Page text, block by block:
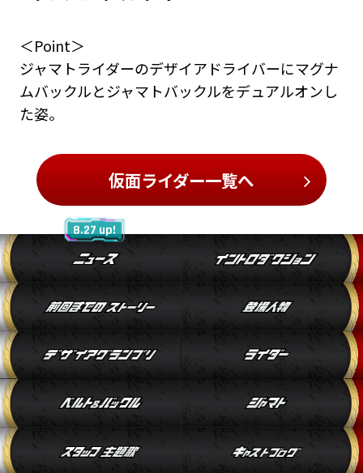
＜Point＞
ジャマトライダーのデザイアドライバーにマグナ
ムバックルとジャマトバックルをデュアルオンし
た姿。
仮面ライダー一覧へ
8.27 up!